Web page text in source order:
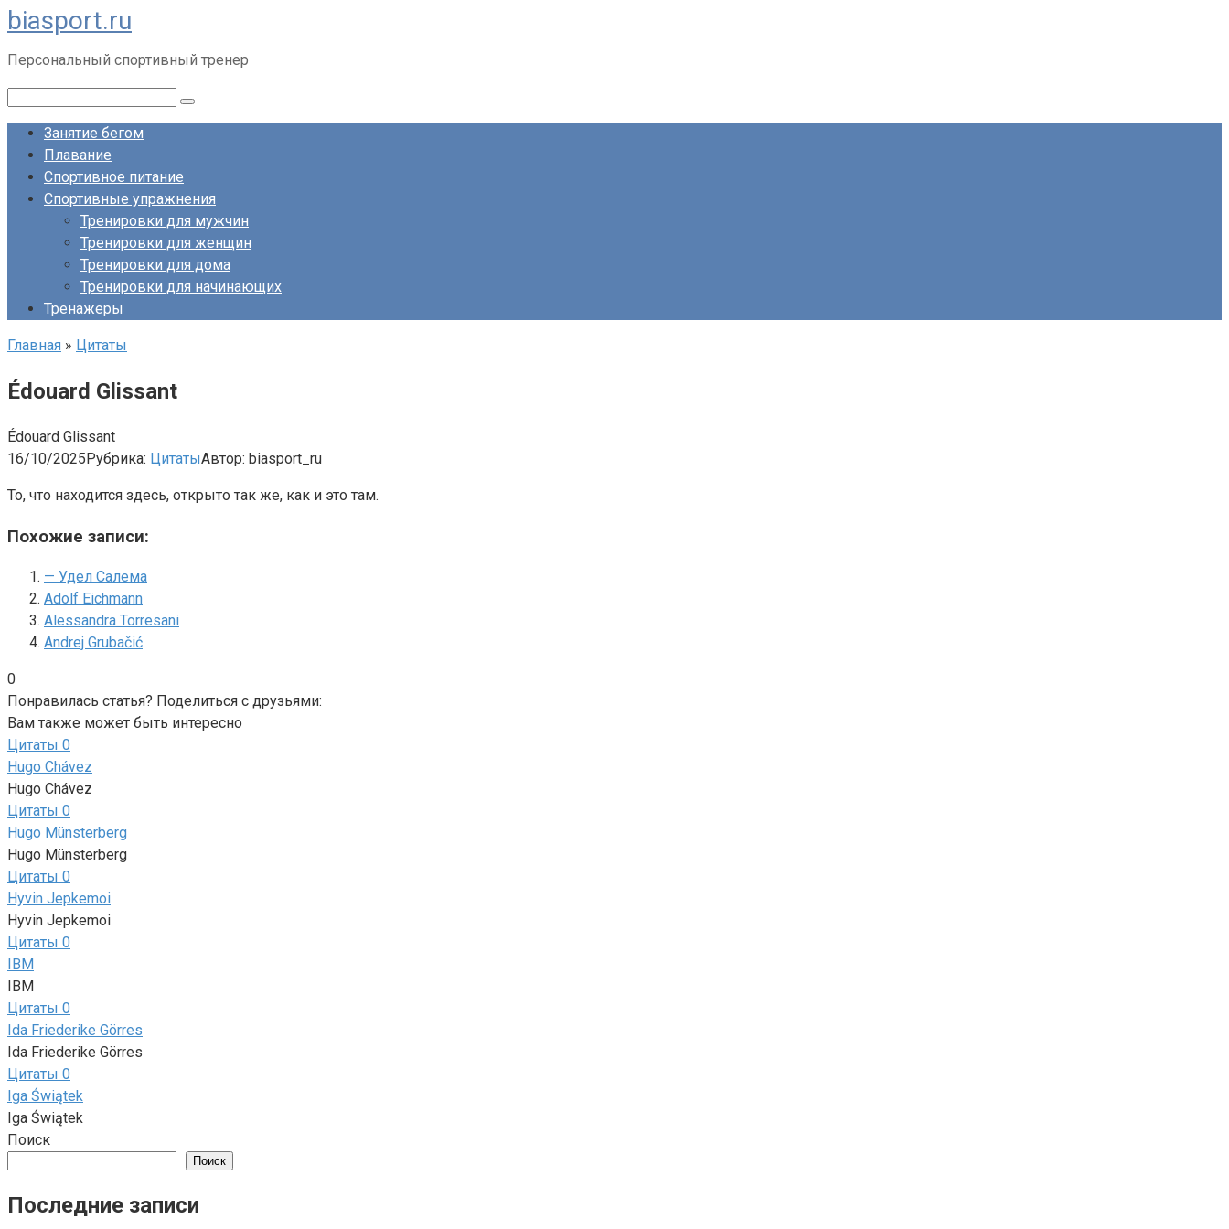
Перейти
к
контенту
biasport.ru
Персональный спортивный тренер
Занятие бегом
Плавание
Спортивное питание
Спортивные упражнения
Тренировки для мужчин
Тренировки для женщин
Тренировки для дома
Тренировки для начинающих
Тренажеры
Главная » Цитаты
Édouard Glissant
Édouard Glissant
16/10/2025Рубрика: ЦитатыАвтор: biasport_ru
То, что находится здесь, открыто так же, как и это там.
Похожие записи:
— Удел Салема
Adolf Eichmann
Alessandra Torresani
Andrej Grubačić
0
Понравилась статья? Поделиться с друзьями:
Вам также может быть интересно
Цитаты 0
Hugo Chávez
Hugo Chávez
Цитаты 0
Hugo Münsterberg
Hugo Münsterberg
Цитаты 0
Hyvin Jepkemoi
Hyvin Jepkemoi
Цитаты 0
IBM
IBM
Цитаты 0
Ida Friederike Görres
Ida Friederike Görres
Цитаты 0
Iga Świątek
Iga Świątek
Поиск
Поиск
Последние записи